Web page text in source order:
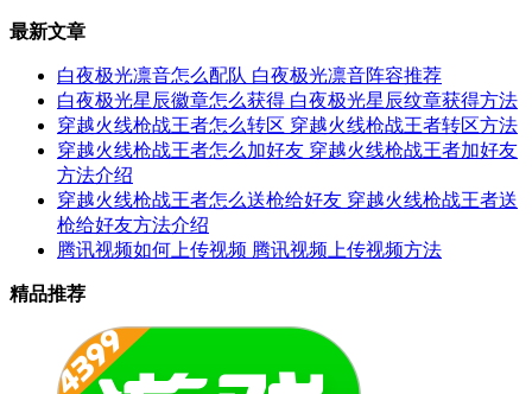
最新文章
白夜极光凛音怎么配队 白夜极光凛音阵容推荐
白夜极光星辰徽章怎么获得 白夜极光星辰纹章获得方法
穿越火线枪战王者怎么转区 穿越火线枪战王者转区方法
穿越火线枪战王者怎么加好友 穿越火线枪战王者加好友
方法介绍
穿越火线枪战王者怎么送枪给好友 穿越火线枪战王者送
枪给好友方法介绍
腾讯视频如何上传视频 腾讯视频上传视频方法
精品推荐